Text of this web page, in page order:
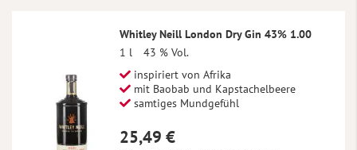
Whitley Neill London Dry Gin 43% 1.00
1 l
43 % Vol.
inspiriert von Afrika
mit Baobab und Kapstachelbeere
samtiges Mundgefühl
25,49 €